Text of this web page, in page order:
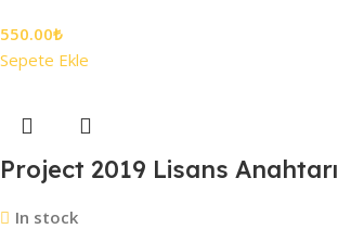
550.00₺
Sepete Ekle
Project 2019 Lisans Anahtarı
In stock